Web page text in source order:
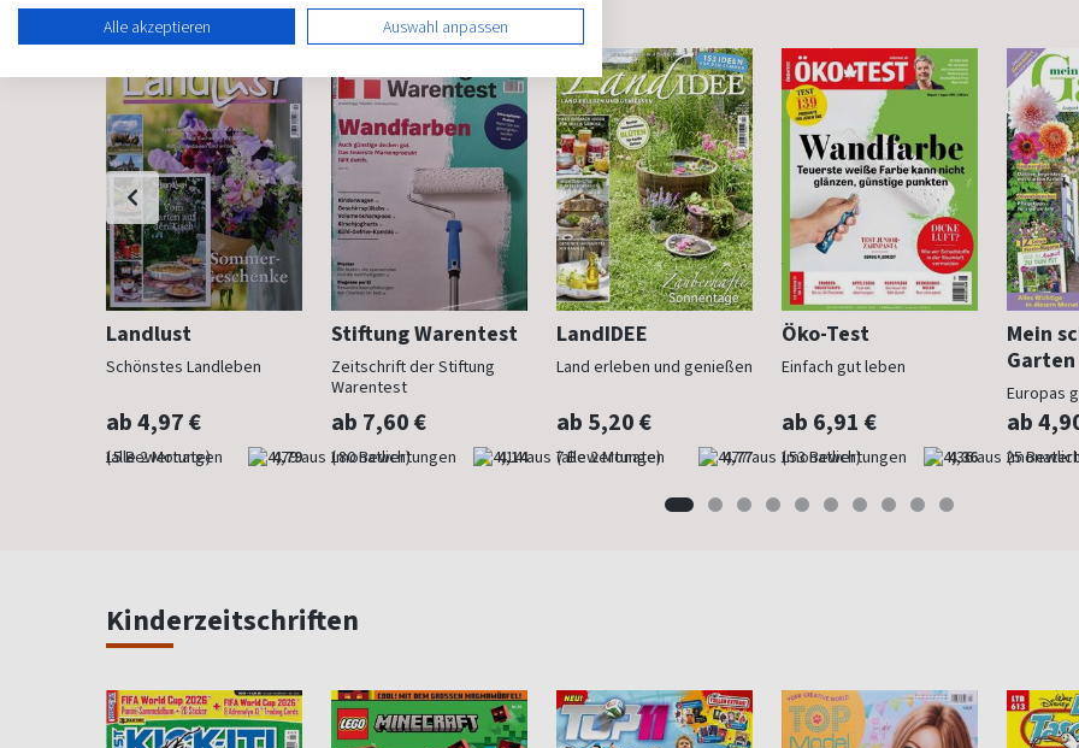
Landlust
Schönstes Landleben
ab 4,97 €
(alle 2 Monate) 4,79
Stiftung Warentest
Zeitschrift der Stiftung
Warentest
ab 7,60 €
(monatlich) 4,14
LandIDEE
Land erleben und genießen
ab 5,20 €
(alle 2 Monate) 4,77
Öko-Test
Einfach gut leben
ab 6,91 €
(monatlich) 4,36
Mein
Garten
Europas
ab
Kinderzeitschriften
Alle akzeptieren Auswahl anpassen